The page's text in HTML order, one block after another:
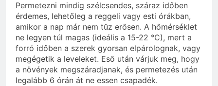
Permetezni mindig szélcsendes, száraz időben
érdemes, lehetőleg a reggeli vagy esti órákban,
amikor a nap már nem tűz erősen. A hőmérséklet
ne legyen túl magas (ideális a 15-22 °C), mert a
forró időben a szerek gyorsan elpárolognak, vagy
megégetik a leveleket. Eső után várjuk meg, hogy
a növények megszáradjanak, és permetezés után
legalább 6 órán át ne essen csapadék.